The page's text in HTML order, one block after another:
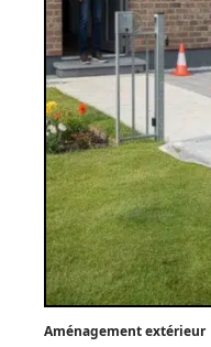
Aménagement extérieur